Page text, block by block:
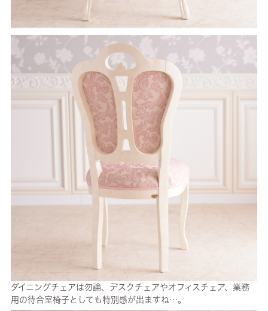
ダイニングチェアは勿論、デスクチェアやオフィスチェア、業務
用の待合室椅子としても特別感が出ますね…。